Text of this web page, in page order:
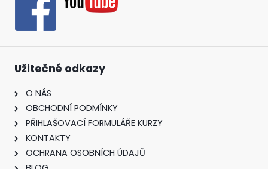
Užitečné odkazy
O NÁS
OBCHODNÍ PODMÍNKY
PŘIHLAŠOVACÍ FORMULÁŘE KURZY
KONTAKTY
OCHRANA OSOBNÍCH ÚDAJŮ